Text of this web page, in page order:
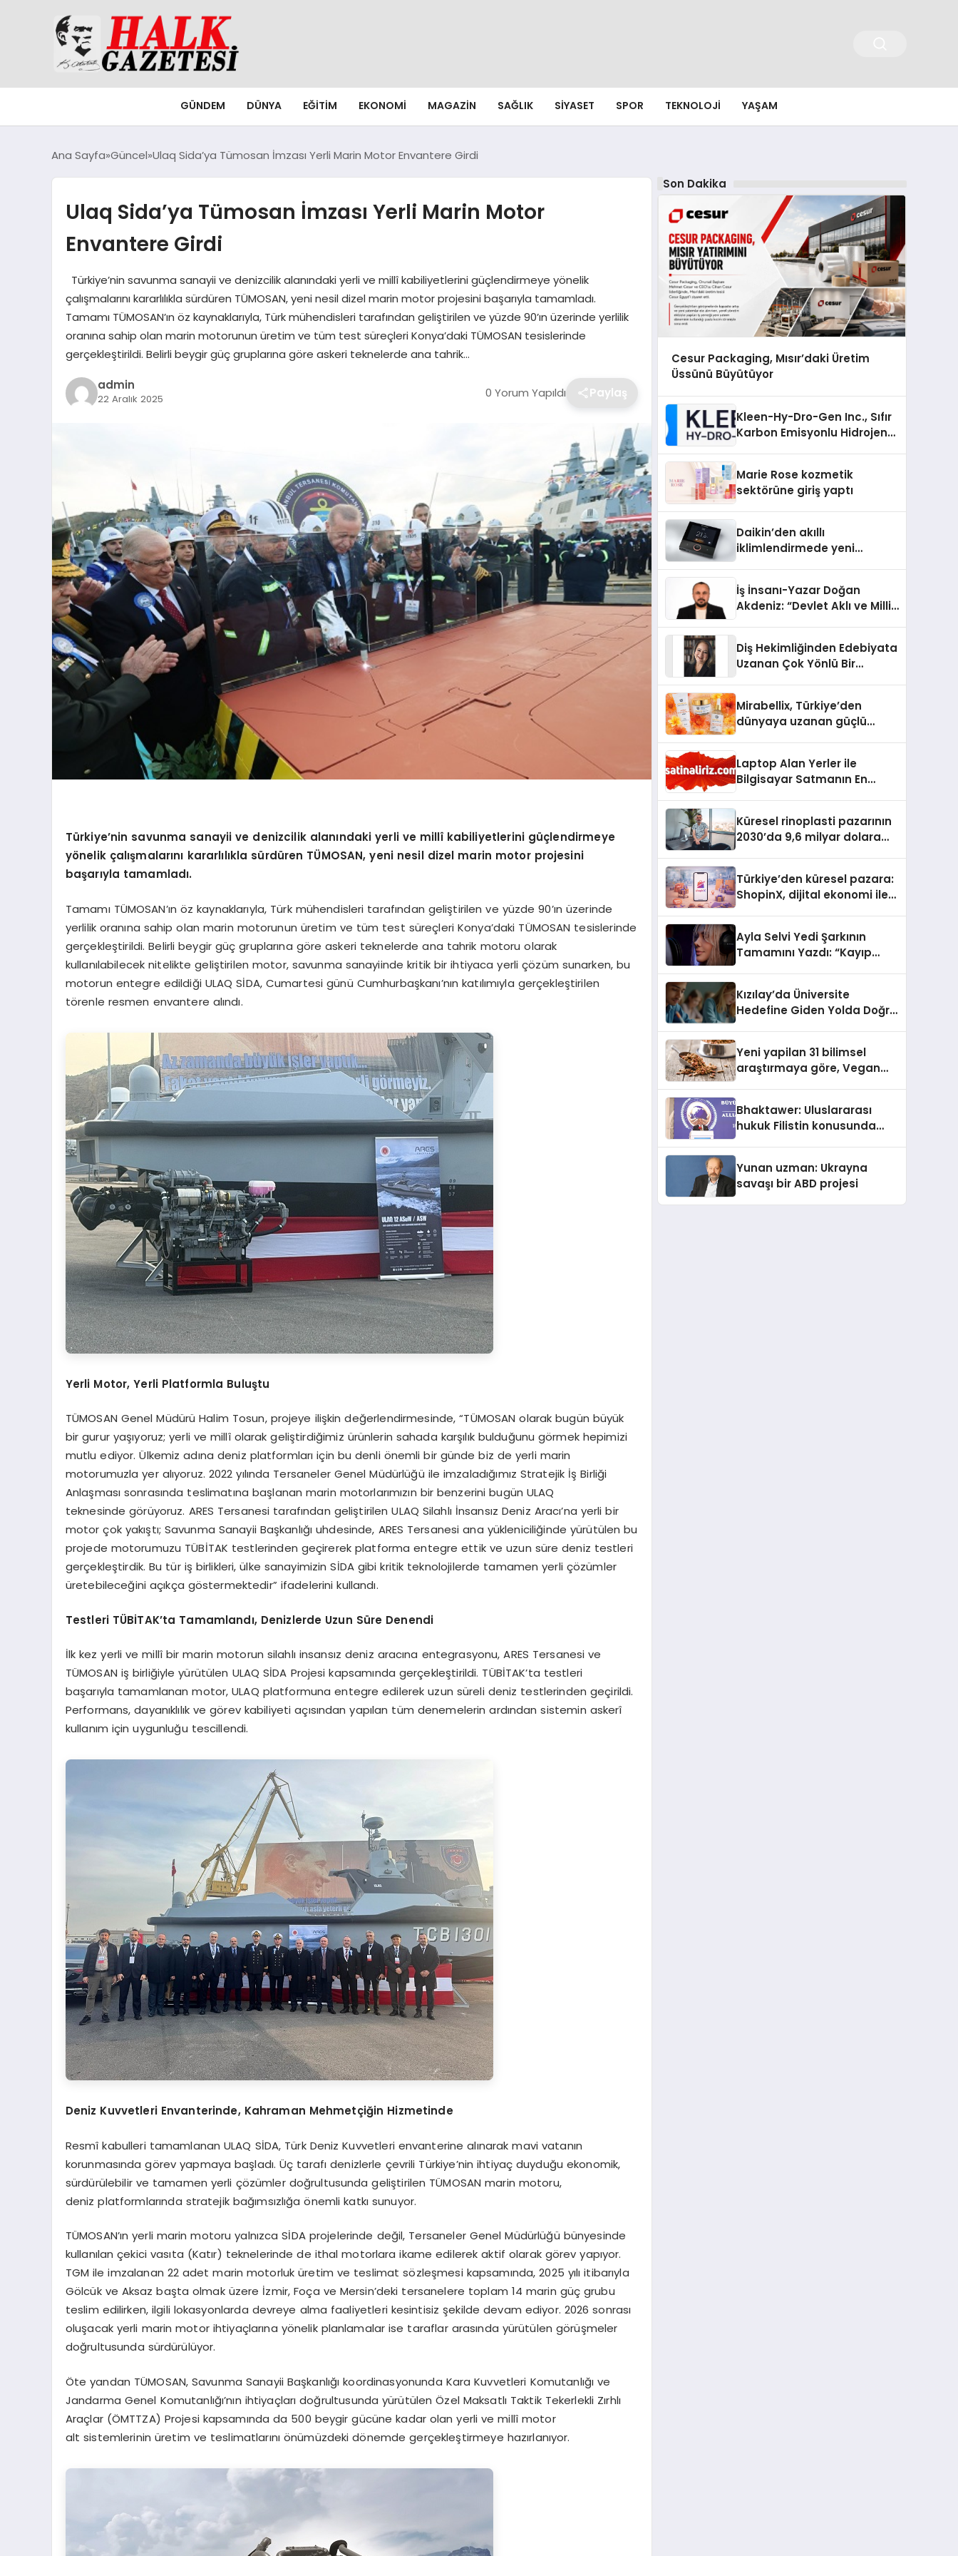
GÜNDEM DÜNYA EĞITIM EKONOMI MAGAZIN SAĞLIK SIYASET SPOR TEKNOLOJI YAŞAM
Ana Sayfa Güncel Ulaq Sida’ya Tümosan İmzası Yerli Marin Motor Envantere Girdi
Ulaq Sida’ya Tümosan İmzası Yerli Marin Motor
Envantere Girdi
Türkiye’nin savunma sanayii ve denizcilik alanındaki yerli ve millî kabiliyetlerini güçlendirmeye yönelik
çalışmalarını kararlılıkla sürdüren TÜMOSAN, yeni nesil dizel marin motor projesini başarıyla tamamladı.
Tamamı TÜMOSAN’ın öz kaynaklarıyla, Türk mühendisleri tarafından geliştirilen ve yüzde 90’ın üzerinde yerlilik
oranına sahip olan marin motorunun üretim ve tüm test süreçleri Konya’daki TÜMOSAN tesislerinde
gerçekleştirildi. Belirli beygir güç gruplarına göre askeri teknelerde ana tahrik…
admin
22 Aralık 2025 0 Yorum Yapıldı Paylaş
Türkiye’nin savunma sanayii ve denizcilik alanındaki yerli ve millî kabiliyetlerini güçlendirmeye
yönelik çalışmalarını kararlılıkla sürdüren TÜMOSAN, yeni nesil dizel marin motor projesini
başarıyla tamamladı.
Tamamı TÜMOSAN’ın öz kaynaklarıyla, Türk mühendisleri tarafından geliştirilen ve yüzde 90’ın üzerinde
yerlilik oranına sahip olan marin motorunun üretim ve tüm test süreçleri Konya’daki TÜMOSAN tesislerinde
gerçekleştirildi. Belirli beygir güç gruplarına göre askeri teknelerde ana tahrik motoru olarak
kullanılabilecek nitelikte geliştirilen motor, savunma sanayiinde kritik bir ihtiyaca yerli çözüm sunarken, bu
motorun entegre edildiği ULAQ SİDA, Cumartesi günü Cumhurbaşkanı’nın katılımıyla gerçekleştirilen
törenle resmen envantere alındı.
Yerli Motor, Yerli Platformla Buluştu
TÜMOSAN Genel Müdürü Halim Tosun, projeye ilişkin değerlendirmesinde, “TÜMOSAN olarak bugün büyük
bir gurur yaşıyoruz; yerli ve millî olarak geliştirdiğimiz ürünlerin sahada karşılık bulduğunu görmek hepimizi
mutlu ediyor. Ülkemiz adına deniz platformları için bu denli önemli bir günde biz de yerli marin
motorumuzla yer alıyoruz. 2022 yılında Tersaneler Genel Müdürlüğü ile imzaladığımız Stratejik İş Birliği
Anlaşması sonrasında teslimatına başlanan marin motorlarımızın bir benzerini bugün ULAQ
teknesinde görüyoruz. ARES Tersanesi tarafından geliştirilen ULAQ Silahlı İnsansız Deniz Aracı’na yerli bir
motor çok yakıştı; Savunma Sanayii Başkanlığı uhdesinde, ARES Tersanesi ana yükleniciliğinde yürütülen bu
projede motorumuzu TÜBİTAK testlerinden geçirerek platforma entegre ettik ve uzun süre deniz testleri
gerçekleştirdik. Bu tür iş birlikleri, ülke sanayimizin SİDA gibi kritik teknolojilerde tamamen yerli çözümler
üretebileceğini açıkça göstermektedir” ifadelerini kullandı.
Testleri TÜBİTAK’ta Tamamlandı, Denizlerde Uzun Süre Denendi
İlk kez yerli ve millî bir marin motorun silahlı insansız deniz aracına entegrasyonu, ARES Tersanesi ve
TÜMOSAN iş birliğiyle yürütülen ULAQ SİDA Projesi kapsamında gerçekleştirildi. TÜBİTAK’ta testleri
başarıyla tamamlanan motor, ULAQ platformuna entegre edilerek uzun süreli deniz testlerinden geçirildi.
Performans, dayanıklılık ve görev kabiliyeti açısından yapılan tüm denemelerin ardından sistemin askerî
kullanım için uygunluğu tescillendi.
Deniz Kuvvetleri Envanterinde, Kahraman Mehmetçiğin Hizmetinde
Resmî kabulleri tamamlanan ULAQ SİDA, Türk Deniz Kuvvetleri envanterine alınarak mavi vatanın
korunmasında görev yapmaya başladı. Üç tarafı denizlerle çevrili Türkiye’nin ihtiyaç duyduğu ekonomik,
sürdürülebilir ve tamamen yerli çözümler doğrultusunda geliştirilen TÜMOSAN marin motoru,
deniz platformlarında stratejik bağımsızlığa önemli katkı sunuyor.
TÜMOSAN’ın yerli marin motoru yalnızca SİDA projelerinde değil, Tersaneler Genel Müdürlüğü bünyesinde
kullanılan çekici vasıta (Katır) teknelerinde de ithal motorlara ikame edilerek aktif olarak görev yapıyor.
TGM ile imzalanan 22 adet marin motorluk üretim ve teslimat sözleşmesi kapsamında, 2025 yılı itibarıyla
Gölcük ve Aksaz başta olmak üzere İzmir, Foça ve Mersin’deki tersanelere toplam 14 marin güç grubu
teslim edilirken, ilgili lokasyonlarda devreye alma faaliyetleri kesintisiz şekilde devam ediyor. 2026 sonrası
oluşacak yerli marin motor ihtiyaçlarına yönelik planlamalar ise taraflar arasında yürütülen görüşmeler
doğrultusunda sürdürülüyor.
Öte yandan TÜMOSAN, Savunma Sanayii Başkanlığı koordinasyonunda Kara Kuvvetleri Komutanlığı ve
Jandarma Genel Komutanlığı’nın ihtiyaçları doğrultusunda yürütülen Özel Maksatlı Taktik Tekerlekli Zırhlı
Araçlar (ÖMTTZA) Projesi kapsamında da 500 beygir gücüne kadar olan yerli ve millî motor
alt sistemlerinin üretim ve teslimatlarını önümüzdeki dönemde gerçekleştirmeye hazırlanıyor.
Son Dakika
Cesur Packaging, Mısır’daki Üretim
Üssünü Büyütüyor
Kleen-Hy-Dro-Gen Inc., Sıfır
Karbon Emisyonlu Hidrojen
Aldı
Marie Rose kozmetik
sektörüne giriş yaptı
Daikin’den akıllı
iklimlendirmede yeni
İş İnsanı-Yazar Doğan
Akdeniz: “Devlet Aklı ve Milli
Diş Hekimliğinden Edebiyata
Uzanan Çok Yönlü Bir
Mirabellix, Türkiye’den
dünyaya uzanan güçlü
Laptop Alan Yerler ile
Bilgisayar Satmanın En
Küresel rinoplasti pazarının
2030’da 9,6 milyar dolara
Türkiye’den küresel pazara:
ShopinX, dijital ekonomi ile
Ayla Selvi Yedi Şarkının
Tamamını Yazdı: “Kayıp
Kızılay’da Üniversite
Hedefine Giden Yolda Doğru
Yeni yapilan 31 bilimsel
araştırmaya göre, Vegan
Sindirildiğini Ortaya Koydu
Bhaktawer: Uluslararası
hukuk Filistin konusunda
Yunan uzman: Ukrayna
savaşı bir ABD projesi